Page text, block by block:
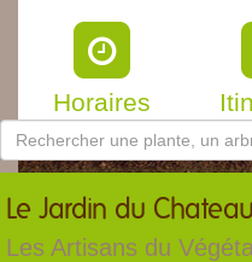
Horaires
Le Jardin du Chateau
Les Artisans du Végétal